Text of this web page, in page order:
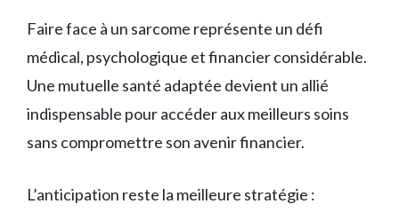
Faire face à un sarcome représente un défi
médical, psychologique et financier considérable.
Une mutuelle santé adaptée devient un allié
indispensable pour accéder aux meilleurs soins
sans compromettre son avenir financier.
L’anticipation reste la meilleure stratégie :